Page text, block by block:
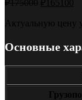
₽175000 ₽ 165100
Актуальную цену
Основные